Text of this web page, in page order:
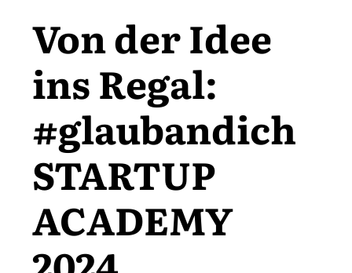
Kontakt
Von der Idee
ins Regal:
#glaubandich
STARTUP
ACADEMY